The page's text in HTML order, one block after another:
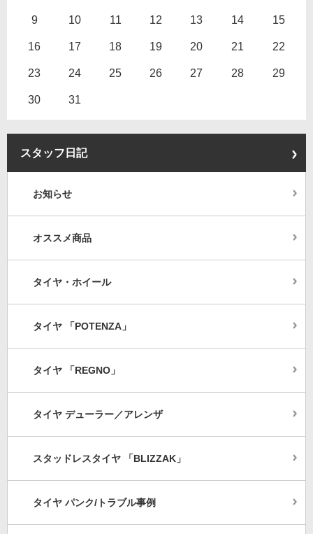
9 10 11 12 13 14 15
16 17 18 19 20 21 22
23 24 25 26 27 28 29
30 31
スタッフ日記
お知らせ
オススメ商品
タイヤ・ホイール
タイヤ 「POTENZA」
タイヤ 「REGNO」
タイヤ デューラー／アレンザ
スタッドレスタイヤ 「BLIZZAK」
タイヤ パンク/トラブル事例